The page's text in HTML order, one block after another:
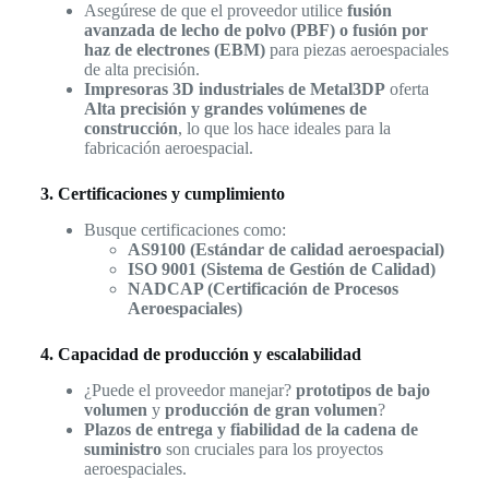
Asegúrese de que el proveedor utilice fusión
avanzada de lecho de polvo (PBF) o fusión por
haz de electrones (EBM)para piezas aeroespaciales
de alta precisión.
Impresoras 3D industriales de Metal3DPoferta
Alta precisión y grandes volúmenes de
construcción, lo que los hace ideales para la
fabricación aeroespacial.
3. Certificaciones y cumplimiento
Busque certificaciones como:
AS9100 (Estándar de calidad aeroespacial)
ISO 9001 (Sistema de Gestión de Calidad)
NADCAP (Certificación de Procesos
Aeroespaciales)
4. Capacidad de producción y escalabilidad
¿Puede el proveedor manejar? prototipos de bajo
volumen y producción de gran volumen?
Plazos de entrega y fiabilidad de la cadena de
suministroson cruciales para los proyectos
aeroespaciales.